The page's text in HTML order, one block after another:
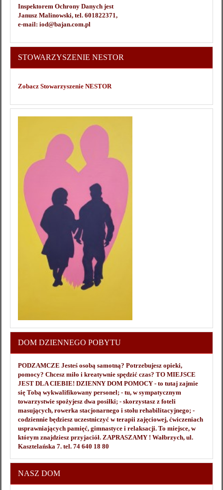
Inspektorem Ochrony Danych jest
Janusz Malinowski, tel. 601822371,
e-mail: iod@bajan.com.pl
STOWARZYSZENIE NESTOR
Zobacz Stowarzyszenie NESTOR
DOM DZIENNEGO POBYTU
PODZAMCZE Jesteś osobą samotną? Potrzebujesz opieki,
pomocy? Chcesz miło i kreatywnie spędzić czas? TO MIEJSCE
JEST DLA CIEBIE! DZIENNY DOM POMOCY - to tutaj zajmie
się Tobą wykwalifikowany personel; - tu, w sympatycznym
towarzystwie spożyjesz dwa posiłki; - skorzystasz z foteli
masujących, rowerka stacjonarnego i stołu rehabilitacyjnego; -
codziennie będziesz uczestniczyć w terapii zajęciowej, ćwiczeniach
usprawniających pamięć, gimnastyce i relaksacji. To miejsce, w
którym znajdziesz przyjaciół. ZAPRASZAMY ! Wałbrzych, ul.
Kasztelańska 7. tel. 74 640 18 80
NASZ DOM